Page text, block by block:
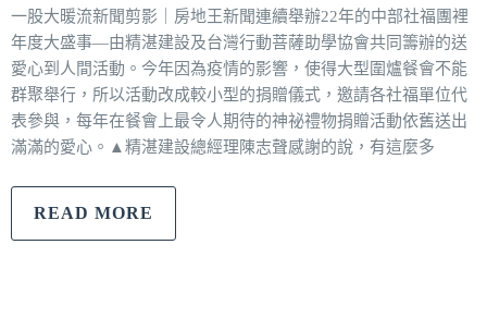
一股大暖流新聞剪影｜房地王新聞連續舉辦22年的中部社福團裡
年度大盛事—由精湛建設及台灣行動菩薩助學協會共同籌辦的送
愛心到人間活動。今年因為疫情的影響，使得大型圍爐餐會不能
群聚舉行，所以活動改成較小型的捐贈儀式，邀請各社福單位代
表參與，每年在餐會上最令人期待的神祕禮物捐贈活動依舊送出
滿滿的愛心。▲精湛建設總經理陳志聲感謝的說，有這麼多
READ MORE